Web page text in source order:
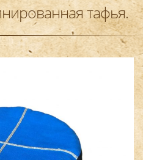
Ваша корзина
тафья.